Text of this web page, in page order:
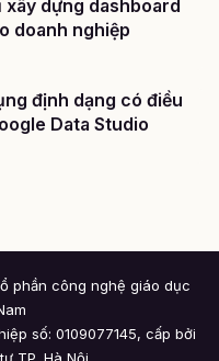
xây dựng dashboard
doanh nghiệp
định dạng có điều
Data Studio
phần công nghệ giáo dục
số: 0109077145, cấp bởi